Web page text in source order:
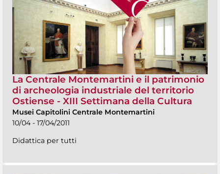
La Centrale Montemartini e il patrimonio
di archeologia industriale del territorio
Ostiense - XIII Settimana della Cultura
Musei Capitolini Centrale Montemartini
10/04 - 17/04/2011
Didattica per tutti